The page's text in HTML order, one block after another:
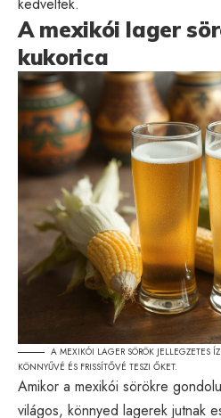
A mexikói lager
kukorica
A MEXIKÓI LAGER SÖRÖK JELLEGZETES
KÖNNYŰVÉ ÉS FRISSÍTŐVÉ TESZI ŐKET.
Amikor a mexikói sörökre
világos, könnyed lagerek jutnak